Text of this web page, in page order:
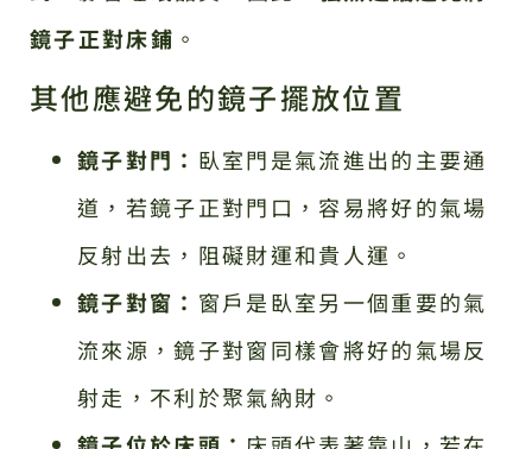
鏡子正對床鋪 。
其他應避免的鏡子擺放位置
鏡子對門： 臥室門是氣流進出的主要通
道，若鏡子正對門口，容易將好的氣場
反射出去，阻礙財運和貴人運。
鏡子對窗： 窗戶是臥室另一個重要的氣
流來源，鏡子對窗同樣會將好的氣場反
射走，不利於聚氣納財。